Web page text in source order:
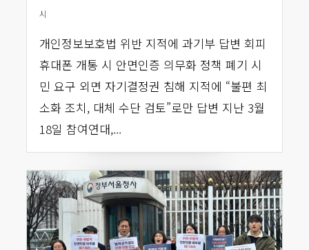
시
개인정보보호법 위반 지적에 과기부 답변 회피
휴대폰 개통 시 안면인증 의무화 정책 폐기 시
민 요구 외면 자기결정권 침해 지적에 “불편 최
소화 조치, 대체 수단 검토”로만 답변 지난 3월
18일 참여연대,...